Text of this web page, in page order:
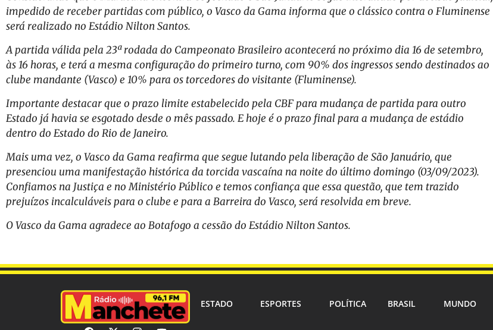
impedido de receber partidas com público, o Vasco da Gama informa que o clássico contra o Fluminense
será realizado no Estádio Nilton Santos.
A partida válida pela 23ª rodada do Campeonato Brasileiro acontecerá no próximo dia 16 de setembro,
às 16 horas, e terá a mesma configuração do primeiro turno, com 90% dos ingressos sendo destinados ao
clube mandante (Vasco) e 10% para os torcedores do visitante (Fluminense).
Importante destacar que o prazo limite estabelecido pela CBF para mudança de partida para outro
Estado já havia se esgotado desde o mês passado. E hoje é o prazo final para a mudança de estádio
dentro do Estado do Rio de Janeiro.
Mais uma vez, o Vasco da Gama reafirma que segue lutando pela liberação de São Januário, que
presenciou uma manifestação histórica da torcida vascaína na noite do último domingo (03/09/2023).
Confiamos na Justiça e no Ministério Público e temos confiança que essa questão, que tem trazido
prejuízos incalculáveis para o clube e para a Barreira do Vasco, será resolvida em breve.
O Vasco da Gama agradece ao Botafogo a cessão do Estádio Nilton Santos.
ESTADO ESPORTES POLÍTICA BRASIL MUNDO